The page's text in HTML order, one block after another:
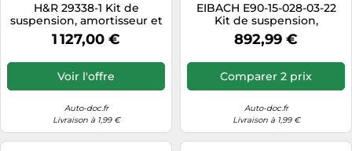
H&R 29338-1 Kit de
suspension, amortisseur et
ressort
1 127,00 €
Voir l'offre
Auto-doc.fr
Livraison à 1,99 €
EIBACH E90-15-028-03-22
Kit de suspension,
amortisseur et ressort
892,99 €
Comparer 2 prix
Auto-doc.fr
Livraison à 1,99 €